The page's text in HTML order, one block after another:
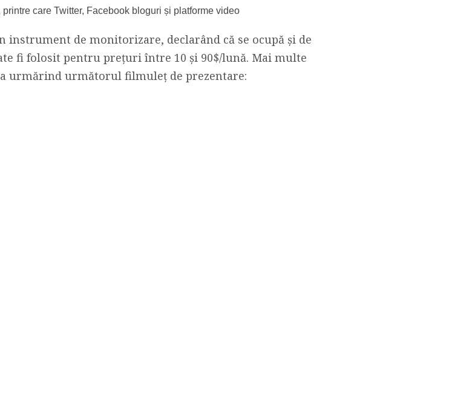
care Twitter, Facebook bloguri și platforme video
instrument de monitorizare, declarând că se ocupă și de
fi folosit pentru prețuri între 10 și 90$/lună. Mai multe
urmărind următorul filmuleț de prezentare: